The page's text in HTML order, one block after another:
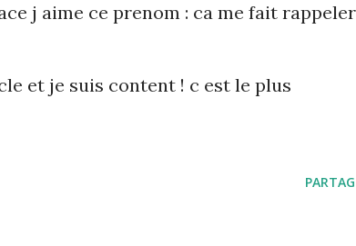
j aime ce prenom : ca me fait rappeler
et je suis content ! c est le plus